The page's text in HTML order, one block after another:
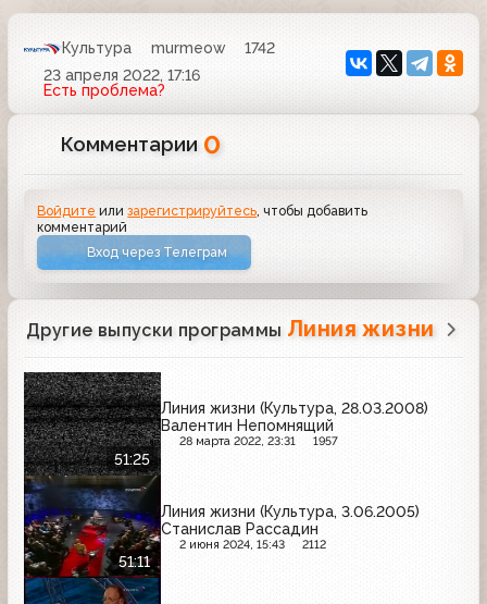
Культура murmeow
1742
23 апреля 2022, 17:16
Есть проблема?
Комментарии 0
Войдите илизарегистрируйтесь , чтобы добавить
комментарий
Вход через Телеграм
Другие выпуски программы Линия жизни
51:25
Линия жизни (Культура, 28.03.2008)
Валентин Непомнящий
28 марта 2022, 23:31 1957
51:11
Линия жизни (Культура, 3.06.2005)
Станислав Рассадин
2 июня 2024, 15:43 2112